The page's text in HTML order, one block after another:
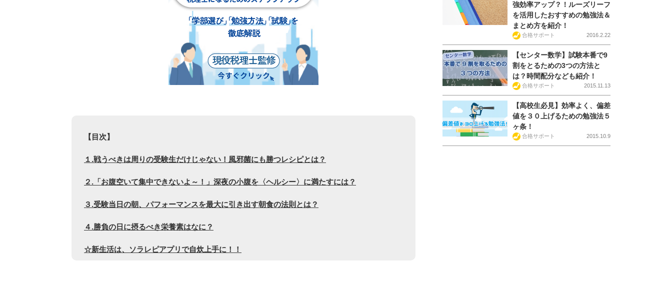
【目次】
１.戦うべきは周りの受験生だけじゃない！風邪菌にも勝つレシピとは？
２.「お腹空いて集中できないよ～！」深夜の小腹を〈ヘルシー〉に満たすには？
３.受験当日の朝、パフォーマンスを最大に引き出す朝食の法則とは？
４.勝負の日に摂るべき栄養素はなに？
☆新生活は、ソラレピアプリで自炊上手に！！
強効率アップ？！ルーズリーフ
を活用したおすすめの勉強法＆
まとめ方を紹介！
合格サポート 2016.2.22
【センター数学】試験本番で9
割をとるための3つの方法と
は？時間配分なども紹介！
合格サポート 2015.11.13
【高校生必見】効率よく、偏差
値を３０上げるための勉強法５
ヶ条！
合格サポート 2015.10.9